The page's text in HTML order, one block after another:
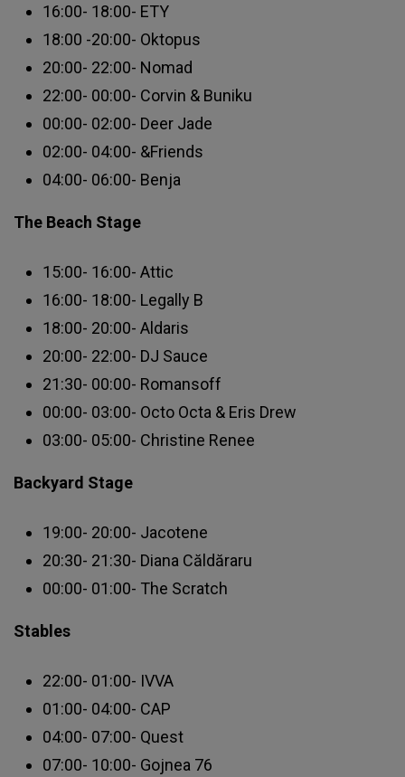
16:00- 18:00- ETY
18:00 -20:00- Oktopus
20:00- 22:00- Nomad
22:00- 00:00- Corvin & Buniku
00:00- 02:00- Deer Jade
02:00- 04:00- &Friends
04:00- 06:00- Benja
The Beach Stage
15:00- 16:00- Attic
16:00- 18:00- Legally B
18:00- 20:00- Aldaris
20:00- 22:00- DJ Sauce
21:30- 00:00- Romansoff
00:00- 03:00- Octo Octa & Eris Drew
03:00- 05:00- Christine Renee
Backyard Stage
19:00- 20:00- Jacotene
20:30- 21:30- Diana Căldăraru
00:00- 01:00- The Scratch
Stables
22:00- 01:00- IVVA
01:00- 04:00- CAP
04:00- 07:00- Quest
07:00- 10:00- Gojnea 76